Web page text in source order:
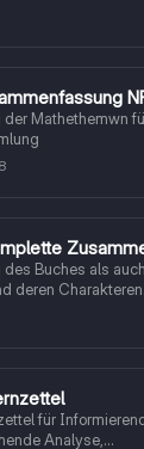
Mathethemwn
Buches als
deren
ohne KI erstellt
für
Analyse,